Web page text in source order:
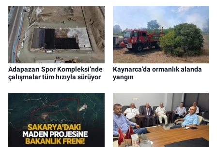
Adapazarı Spor Kompleksi’nde
çalışmalar tüm hızıyla sürüyor
Kaynarca’da ormanlık alanda
yangın